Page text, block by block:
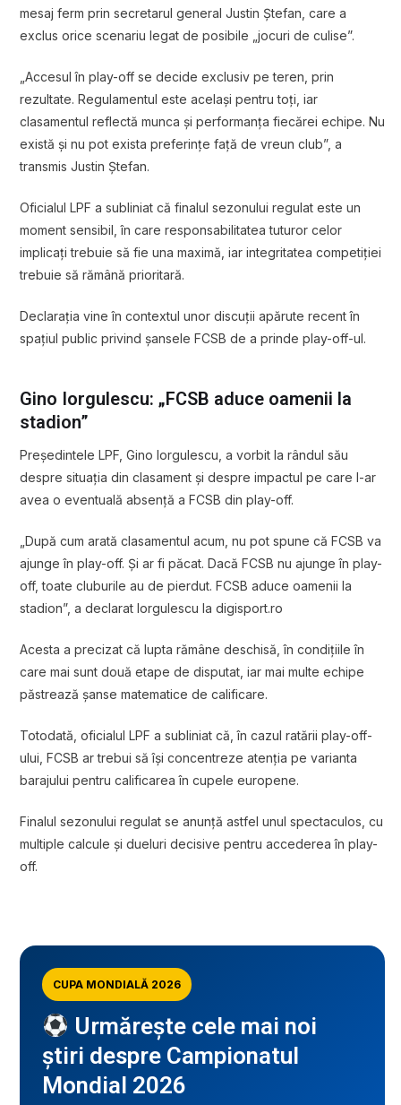
mesaj ferm prin secretarul general Justin Ștefan, care a
exclus orice scenariu legat de posibile „jocuri de culise”.
„Accesul în play-off se decide exclusiv pe teren, prin
rezultate. Regulamentul este același pentru toți, iar
clasamentul reflectă munca și performanța fiecărei echipe. Nu
există și nu pot exista preferințe față de vreun club”, a
transmis Justin Ștefan.
Oficialul LPF a subliniat că finalul sezonului regulat este un
moment sensibil, în care responsabilitatea tuturor celor
implicați trebuie să fie una maximă, iar integritatea competiției
trebuie să rămână prioritară.
Declarația vine în contextul unor discuții apărute recent în
spațiul public privind șansele FCSB de a prinde play-off-ul.
Gino Iorgulescu: „FCSB aduce oamenii la
stadion”
Președintele LPF, Gino Iorgulescu, a vorbit la rândul său
despre situația din clasament și despre impactul pe care l-ar
avea o eventuală absență a FCSB din play-off.
„După cum arată clasamentul acum, nu pot spune că FCSB va
ajunge în play-off. Și ar fi păcat. Dacă FCSB nu ajunge în play-
off, toate cluburile au de pierdut. FCSB aduce oamenii la
stadion”, a declarat Iorgulescu la digisport.ro
Acesta a precizat că lupta rămâne deschisă, în condițiile în
care mai sunt două etape de disputat, iar mai multe echipe
păstrează șanse matematice de calificare.
Totodată, oficialul LPF a subliniat că, în cazul ratării play-off-
ului, FCSB ar trebui să își concentreze atenția pe varianta
barajului pentru calificarea în cupele europene.
Finalul sezonului regulat se anunță astfel unul spectaculos, cu
multiple calcule și dueluri decisive pentru accederea în play-
off.
CUPA MONDIALĂ 2026
Urmărește cele mai noi
știri despre Campionatul
Mondial 2026